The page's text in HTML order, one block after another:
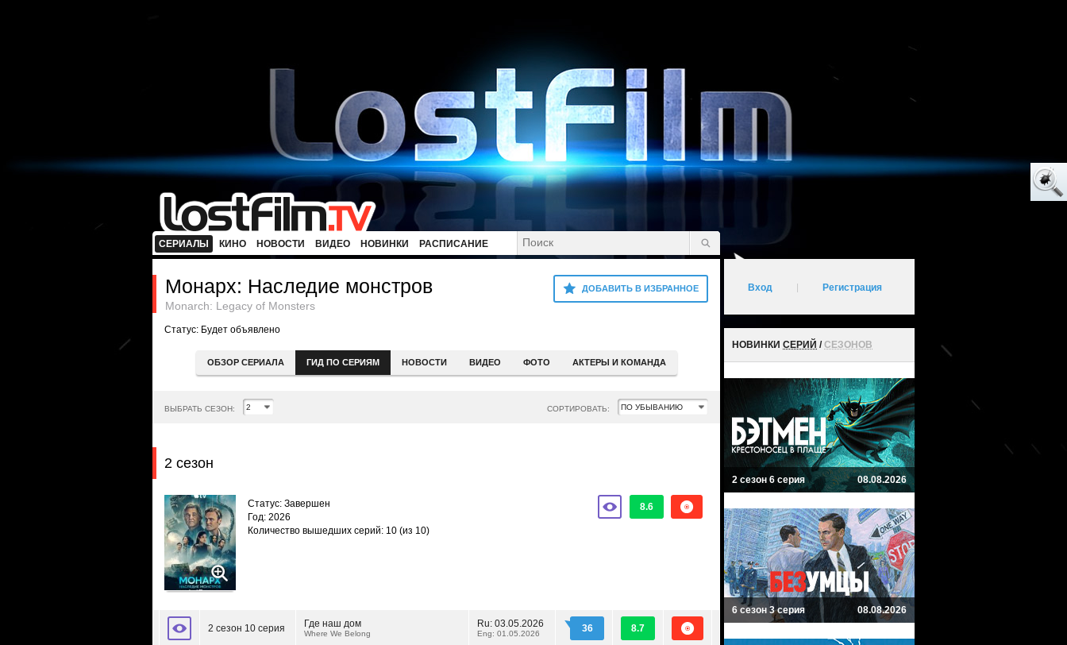
СЕРИАЛЫ КИНО НОВОСТИ ВИДЕО НОВИНКИ РАСПИСАНИЕ
ДОБАВИТЬ В ИЗБРАННОЕ
Монарх: Наследие монстров
Monarch: Legacy of Monsters
Статус: Будет объявлено
ОБЗОР СЕРИАЛА ГИД ПО СЕРИЯМ НОВОСТИ ВИДЕО ФОТО АКТЕРЫ И КОМАНДА
ВЫБРАТЬ СЕЗОН: СОРТИРОВАТЬ:
2 сезон
8.6
Статус: Завершен
Год: 2026
Количество вышедших серий: 10 (из 10)
2 сезон 10 серия Где наш дом
Where We Belong
Ru: 03.05.2026
Eng: 01.05.2026 36 8.7
Вход Регистрация
НОВИНКИ СЕРИЙ /СЕЗОНОВ
2 сезон 6 серия 08.08.2026
6 сезон 3 серия 08.08.2026